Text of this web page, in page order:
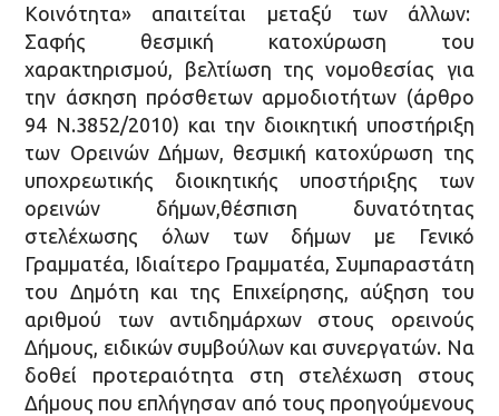
Κοινότητα» απαιτείται μεταξύ των άλλων:
Σαφής θεσµική κατοχύρωση του
χαρακτηρισµού, βελτίωση της νοµοθεσίας για
την άσκηση πρόσθετων αρµοδιοτήτων (άρθρο
94 Ν.3852/2010) και την διοικητική υποστήριξη
των Ορεινών Δήµων, θεσµική κατοχύρωση της
υποχρεωτικής διοικητικής υποστήριξης των
ορεινών δήµων,θέσπιση δυνατότητας
στελέχωσης όλων των δήµων µε Γενικό
Γραµµατέα, Ιδιαίτερο Γραµµατέα, Συµπαραστάτη
του Δηµότη και της Επιχείρησης, αύξηση του
αριθµού των αντιδηµάρχων στους ορεινούς
Δήµους, ειδικών συμβούλων και συνεργατών. Να
δοθεί προτεραιότητα στη στελέχωση στους
Δήµους που επλήγησαν από τους προηγούµενους